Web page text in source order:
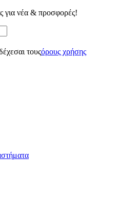
νέα & προσφορές!
τουςόρους χρήσης